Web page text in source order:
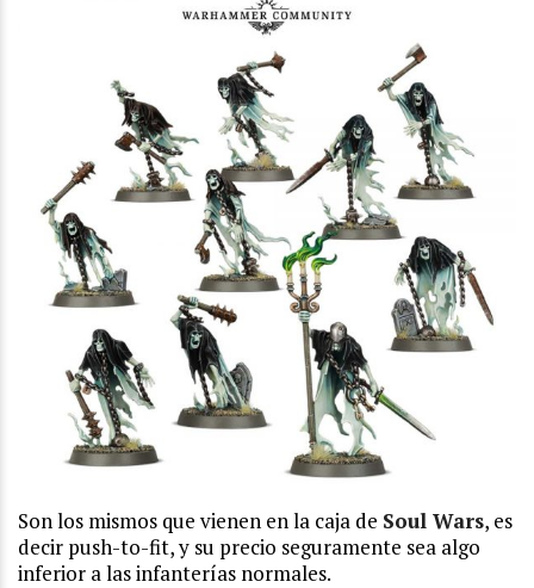
Son los mismos que vienen en la caja de Soul Wars, es
decir push-to-fit, y su precio seguramente sea algo
inferior a las infanterías normales.